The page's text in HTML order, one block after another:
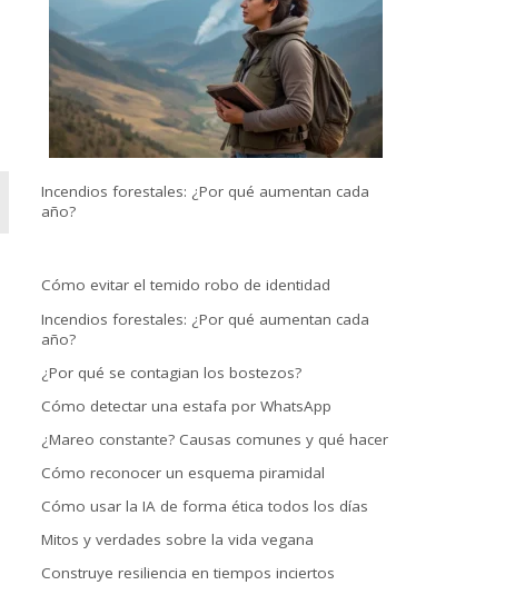
Incendios forestales: ¿Por qué aumentan cada
año?
Cómo evitar el temido robo de identidad
Incendios forestales: ¿Por qué aumentan cada
año?
¿Por qué se contagian los bostezos?
Cómo detectar una estafa por WhatsApp
¿Mareo constante? Causas comunes y qué hacer
Cómo reconocer un esquema piramidal
Cómo usar la IA de forma ética todos los días
Mitos y verdades sobre la vida vegana
Construye resiliencia en tiempos inciertos